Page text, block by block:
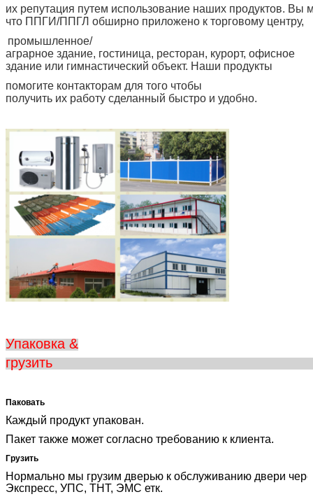
их репутация путем использование наших продуктов. Вы
что ППГИ/ППГЛ обширно приложено к торговому центру,
промышленное/
аграрное здание, гостиница, ресторан, курорт, офисное
здание или гимнастический объект. Наши продукты
помогите контакторам для того чтобы
получить их работу сделанный быстро и удобно.
Упаковка &
Паковать
Каждый продукт упакован.
Пакет также может согласно требованию к клиента.
Грузить
Нормально мы грузим дверью к обслуживанию двери
Экспресс, УПС, ТНТ, ЭМС етк.